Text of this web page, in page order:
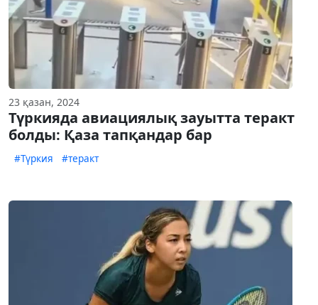
23 қазан, 2024
Түркияда авиациялық зауытта теракт
болды: Қаза тапқандар бар
#Түркия #теракт